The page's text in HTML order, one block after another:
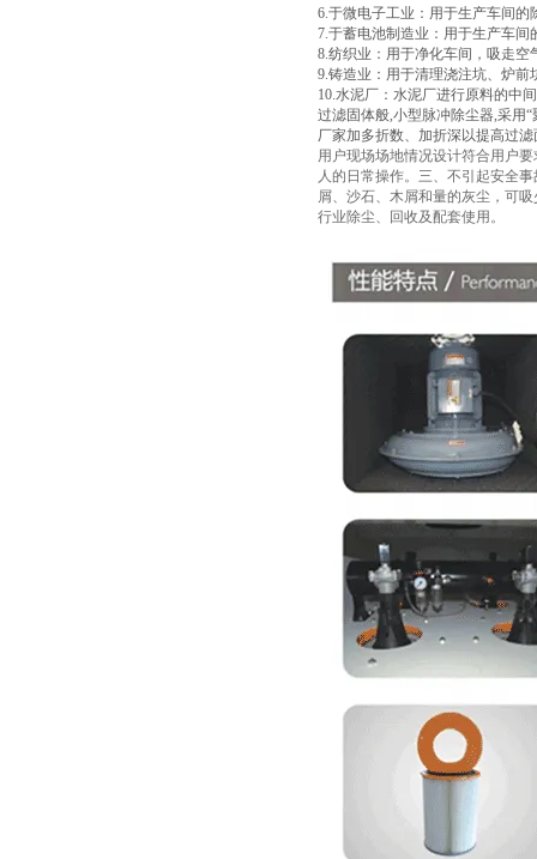
6.于微电子工业：用于生产车间
7.于蓄电池制造业：用于生产车间
8.纺织业：用于净化车间，吸走空
9.铸造业：用于清理浇注坑、炉
10.水泥厂：水泥厂进行原料的中
过滤固体般,小型脉冲除尘器,采用
厂家加多折数、加折深以提高过滤
用户现场场地情况设计符合用户
人的日常操作。三、不引起安全
屑、沙石、木屑和量的灰尘，可
行业除尘、回收及配套使用。